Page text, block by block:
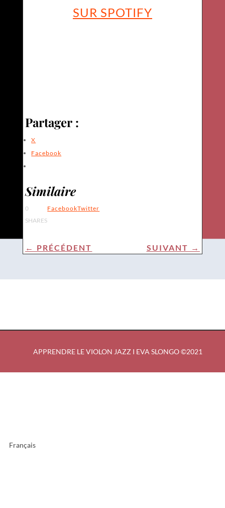
SUR SPOTIFY
Partager :
X
Facebook
Similaire
0
SHARES
FacebookTwitter
← PRÉCÉDENT SUIVANT →
APPRENDRE LE VIOLON JAZZ I EVA SLONGO ©2021
Français